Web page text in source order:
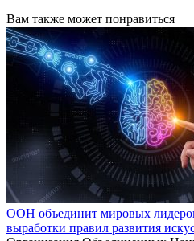
Вам также может понравиться
ООН объединит мировых
выработки правил развития